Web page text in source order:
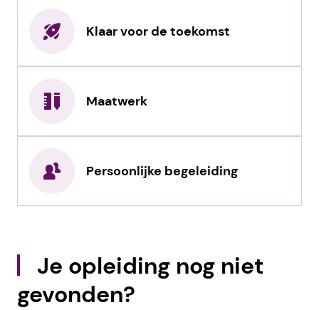
Klaar voor de toekomst
Maatwerk
Persoonlijke begeleiding
Je opleiding nog niet
gevonden?